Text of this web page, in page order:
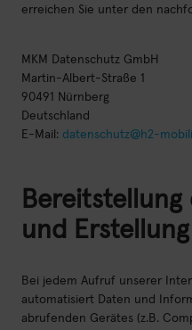
erreichen Sie unter den
MKM Datenschutz GmbH
Martin-Albert-Straße 1
90491 Nürnberg
Deutschland
E-Mail: datenschutz@h2-
Bereitstellung
und
Bei jedem Aufruf unserer
automatisiert Daten und
abrufenden Gerätes (z.B.